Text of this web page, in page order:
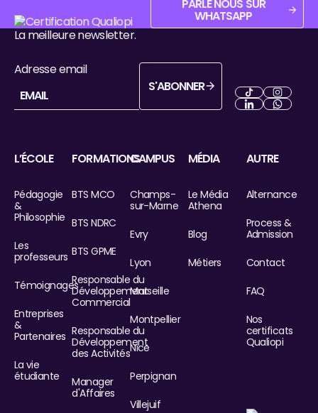
PARLE NOUS SUR
WHATSAPP
Pied de page
La meilleure newsletter.
Adresse email
S'abonner
S'ABONNER
Next Next
L’ÉCOLE
Pédagogie
&
Philosophie
Les
professeurs
Témoignages
Entreprises
&
Partenaires
La vie
étudiante
FORMATIONS
BTS MCO
BTS NDRC
BTS GPME
Responsable du
Développement
Commercial
Responsable du
Développement
des Activités
Manager
d'Affaires
CAMPUS
Champs-
sur-Marne
Evry
Lyon
Marseille
Montpellier
Nice
Perpignan
Villejuif
MÉDIA
Le Média
Athena
Blog
Métiers
AUTRE
Alternance
Process &
Admission
Contact
FAQ
Nos
certificats
Qualiopi